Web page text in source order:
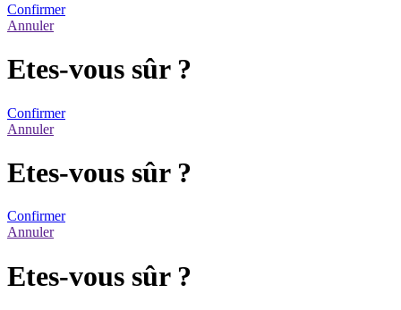
Confirmer
Annuler
Etes-vous sûr ?
Confirmer
Annuler
Etes-vous sûr ?
Confirmer
Annuler
Etes-vous sûr ?